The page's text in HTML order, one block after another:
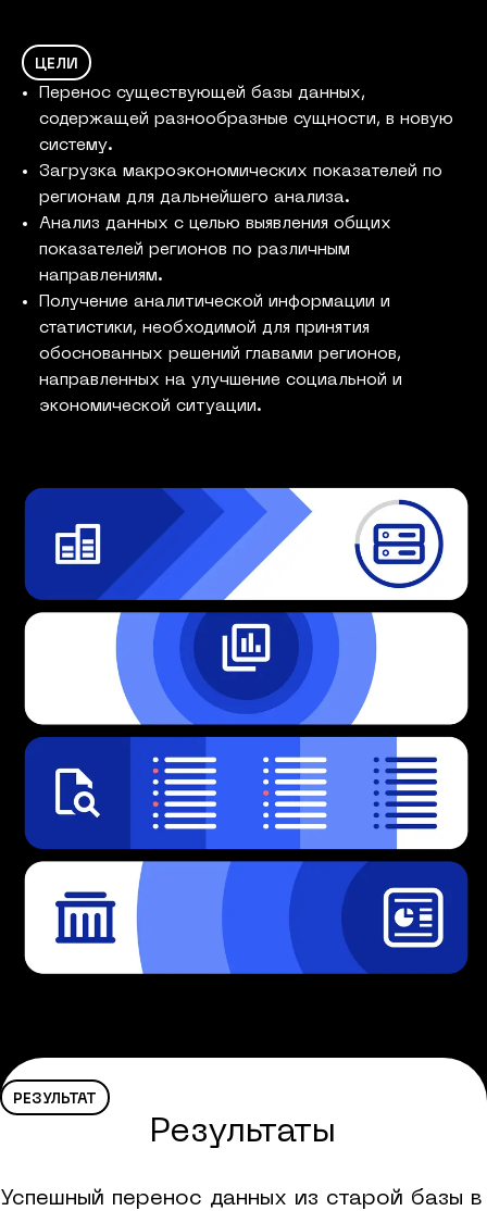
ЦЕЛИ
Перенос существующей базы данных,
содержащей разнообразные сущности, в новую
систему.
Загрузка макроэкономических показателей по
регионам для дальнейшего анализа.
Анализ данных с целью выявления общих
показателей регионов по различным
направлениям.
Получение аналитической информации и
статистики, необходимой для принятия
обоснованных решений главами регионов,
направленных на улучшение социальной и
экономической ситуации.
РЕЗУЛЬТАТ
Результаты
Успешный перенос данных из старой базы в